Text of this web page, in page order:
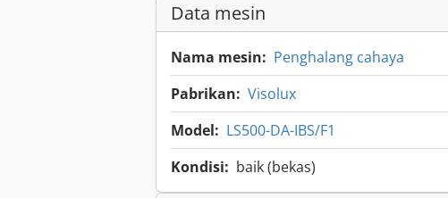
Data mesin
Nama mesin: Penghalang cahaya
Pabrikan: Visolux
Model: LS500-DA-IBS/F1
Kondisi: baik (bekas)